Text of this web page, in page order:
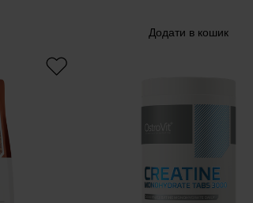
Додати в кошик